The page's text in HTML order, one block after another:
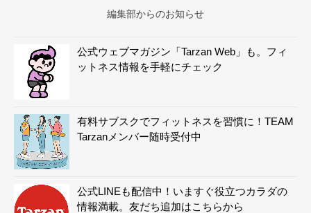
編集部からのお知らせ
公式ウェブマガジン「Tarzan Web」も。フィ
ットネス情報を手軽にチェック
有料サブスクでフィットネスを習慣に！TEAM
Tarzanメンバー随時受付中
公式LINEも配信中！いますぐ役立つカラダの
情報満載。友だち追加はこちらから